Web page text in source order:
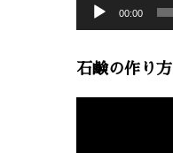
00:00
石鹸の作り方